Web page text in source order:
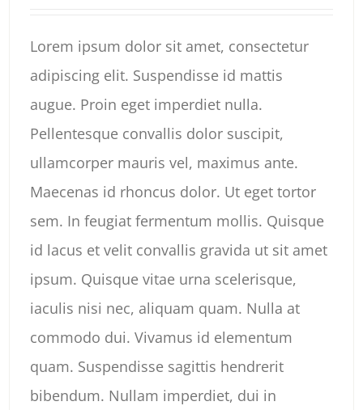
Lorem ipsum dolor sit amet, consectetur
adipiscing elit. Suspendisse id mattis
augue. Proin eget imperdiet nulla.
Pellentesque convallis dolor suscipit,
ullamcorper mauris vel, maximus ante.
Maecenas id rhoncus dolor. Ut eget tortor
sem. In feugiat fermentum mollis. Quisque
id lacus et velit convallis gravida ut sit amet
ipsum. Quisque vitae urna scelerisque,
iaculis nisi nec, aliquam quam. Nulla at
commodo dui. Vivamus id elementum
quam. Suspendisse sagittis hendrerit
bibendum. Nullam imperdiet, dui in